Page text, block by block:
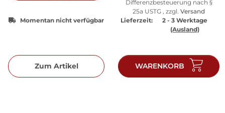
Momentan nicht verfügbar
Zum Artikel
Differenzbesteuerung nach §
25a USTG , zzgl. Versand
Lieferzeit:
2 - 3 Werktage
(Ausland)
WARENKORB